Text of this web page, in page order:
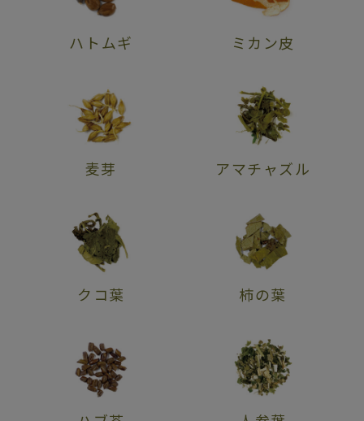
ハトムギ ミカン皮
麦芽 アマチャズル
クコ葉 柿の葉